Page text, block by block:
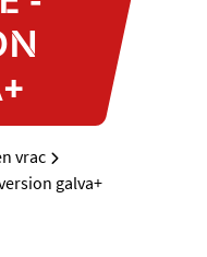
vrac
galva+